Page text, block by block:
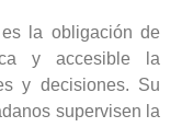
es la obligación de
y accesible la
y decisiones. Su
supervisen la